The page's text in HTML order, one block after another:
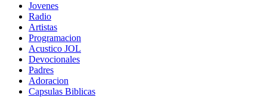
Jovenes
Radio
Artistas
Programacion
Acustico JOL
Devocionales
Padres
Adoracion
Capsulas Biblicas